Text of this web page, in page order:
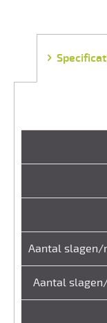
Aantal slagen/
Aantal